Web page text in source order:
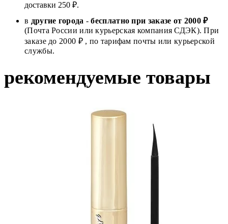
доставки 250 ₽.
в другие города -бесплатно при заказе от 2000 ₽
(Почта России или курьерская компания СДЭК). При
заказе до 2000 ₽ , по тарифам почты или курьерской
службы.
рекомендуемые товары